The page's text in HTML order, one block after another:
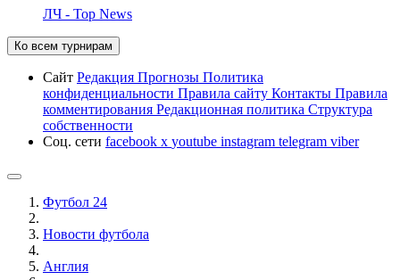
ЛЧ - Top News
Ко всем турнирам
Сайт Редакция Прогнозы Политика
конфиденциальности Правила сайту Контакты Правила
комментирования Редакционная политика Структура
собственности
Соц. сети facebook x youtube instagram telegram viber
Футбол 24
Новости футбола
Англия